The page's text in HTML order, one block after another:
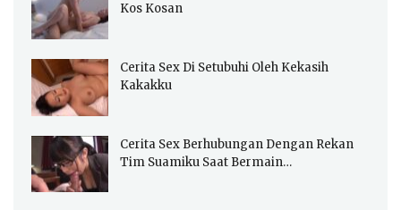
Kos Kosan
Cerita Sex Di Setubuhi Oleh Kekasih
Kakakku
Cerita Sex Berhubungan Dengan Rekan
Tim Suamiku Saat Bermain…